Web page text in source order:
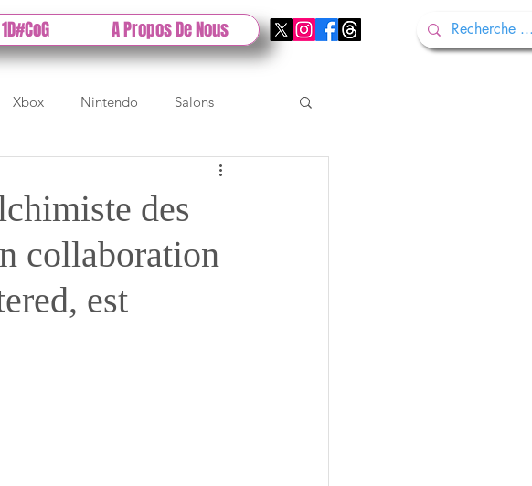
1D#CoG A Propos De Nous
Xbox Nintendo Salons
Gamescom
Test Nintendo Test PlayStation
des
collaboration
est